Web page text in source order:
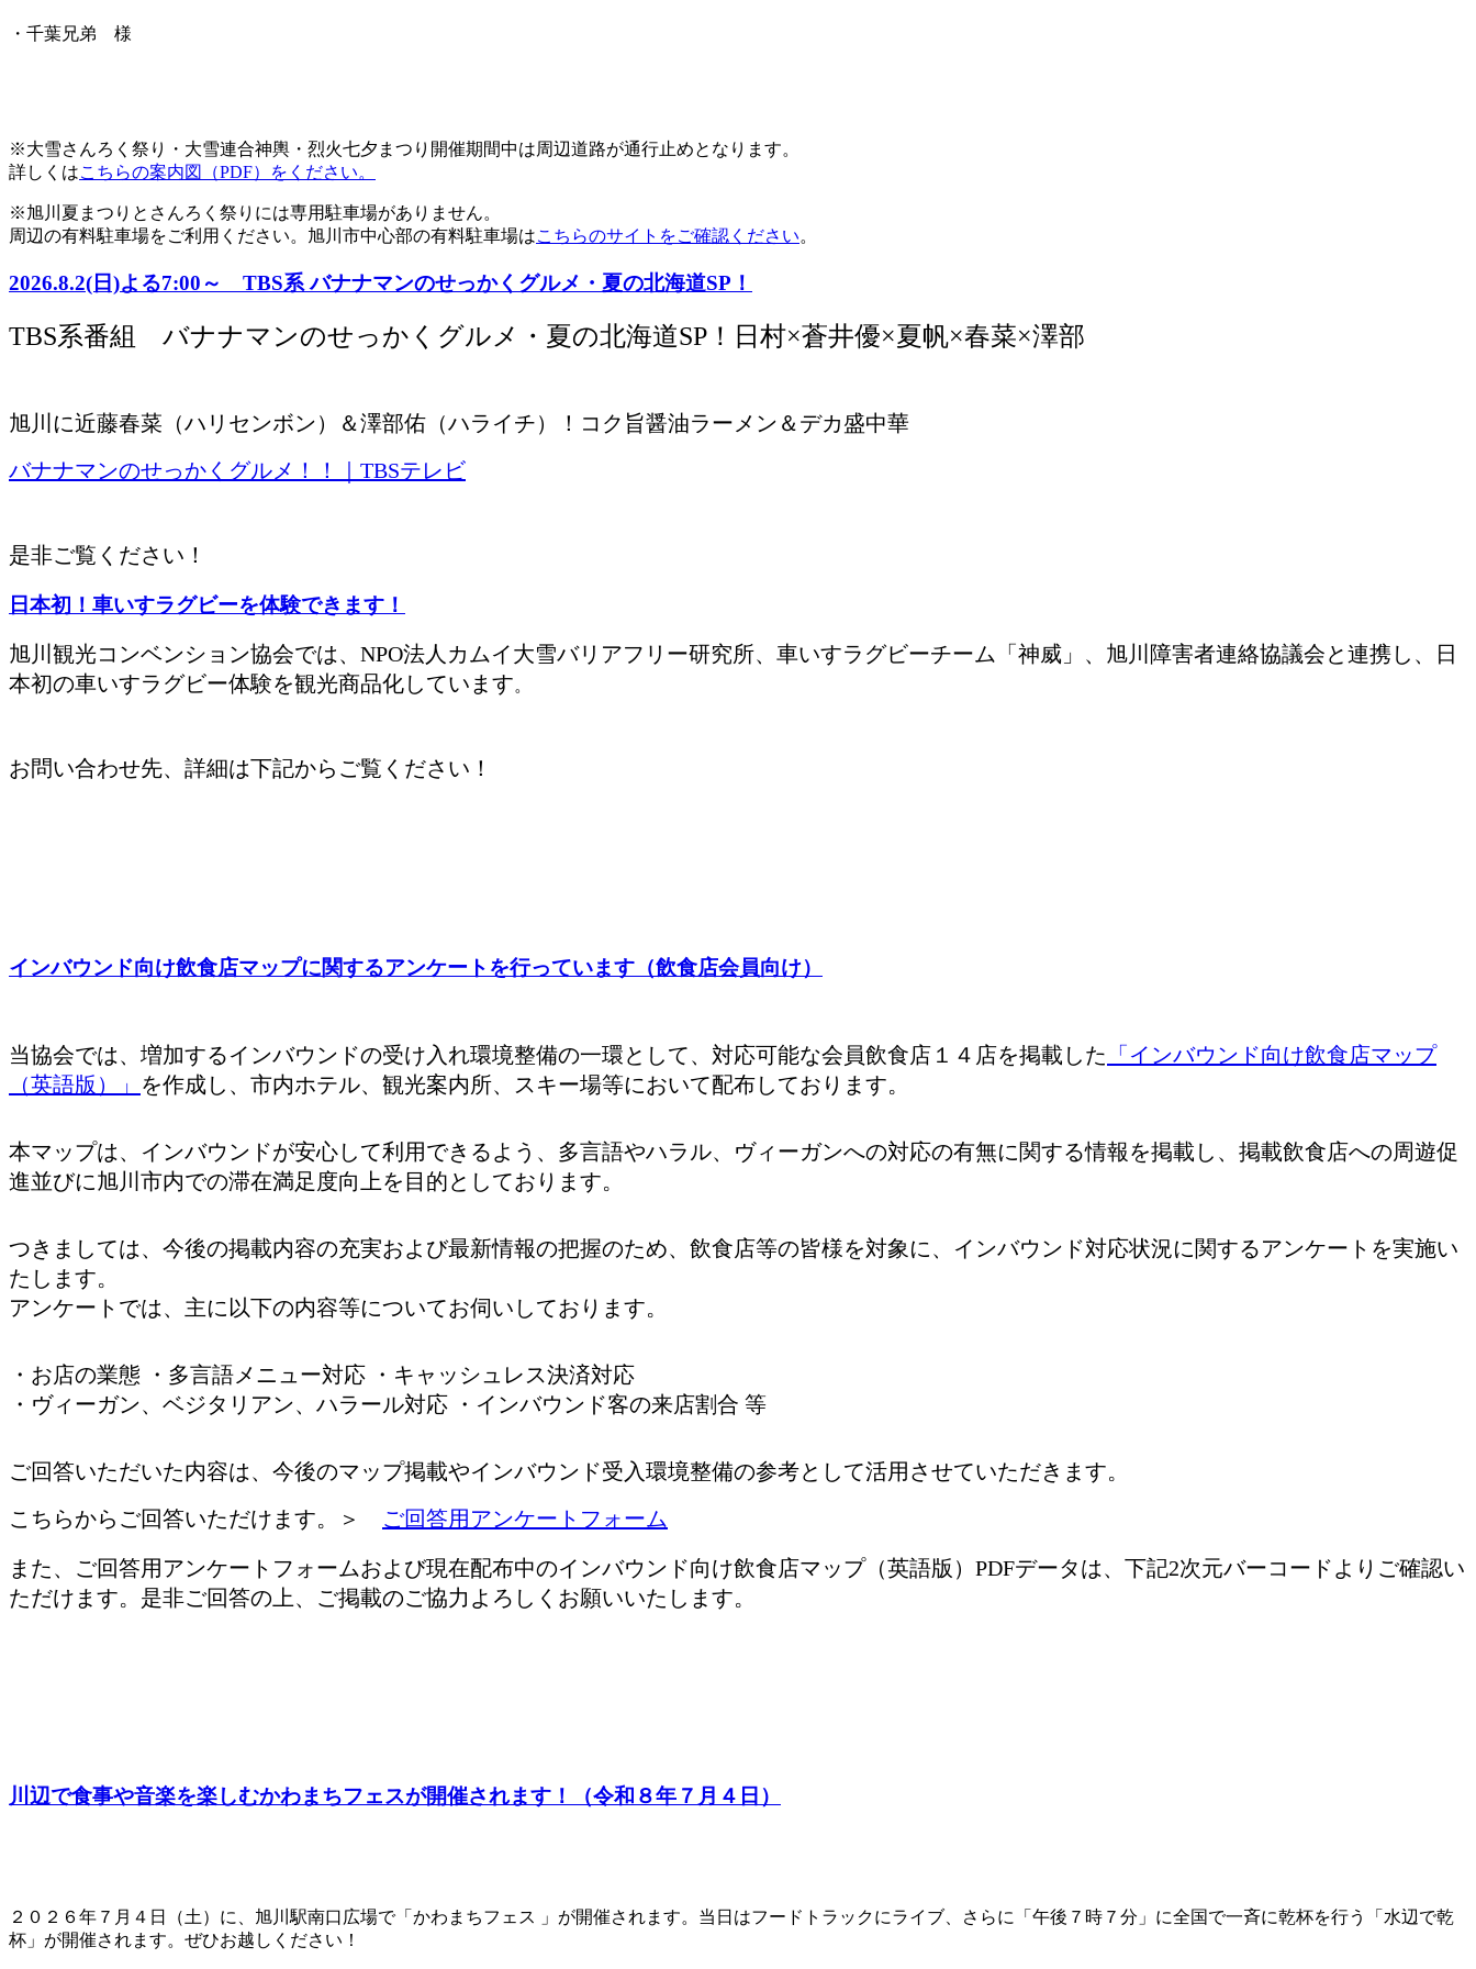
・千葉兄弟 様
※大雪さんろく祭り・大雪連合神輿・烈火七夕まつり開催期間中は周辺道路が通行止めとなります。
詳しくはこちらの案内図（PDF）をください。
※旭川夏まつりとさんろく祭りには専用駐車場がありません。
周辺の有料駐車場をご利用ください。旭川市中心部の有料駐車場はこちらのサイトをご確認ください。
2026.8.2(日)よる7:00～ TBS系 バナナマンのせっかくグルメ・夏の北海道SP！
TBS系番組 バナナマンのせっかくグルメ・夏の北海道SP！日村×蒼井優×夏帆×春菜×澤部
旭川に近藤春菜（ハリセンボン）＆澤部佑（ハライチ）！コク旨醤油ラーメン＆デカ盛中華
バナナマンのせっかくグルメ！！｜TBSテレビ
是非ご覧ください！
日本初！車いすラグビーを体験できます！
旭川観光コンベンション協会では、 NPO法人カムイ大雪バリアフリー研究所、車いすラグビーチーム「神威」、旭川障害者連絡協議会と連携し、日
本初の車いすラグビー体験を観光商品化しています。
お問い合わせ先、詳細は下記からご覧ください！
インバウンド向け飲食店マップに関するアンケートを行っています（飲食店会員向け）
当協会では、増加するインバウンドの受け入れ環境整備の一環として、対応可能な会員飲食店１４店を掲載した 「インバウンド向け飲食店マップ
（英語版）」 を作成し、市内ホテル、観光案内所、スキー場等において配布しております。
本マップは、インバウンドが安心して利用できるよう、多言語やハラル、ヴィーガンへの対応の有無に関する情報を掲載し、掲載飲食店への周遊促
進並びに旭川市内での滞在満足度向上を目的としております。
つきましては、今後の掲載内容の充実および最新情報の把握のため、飲食店等の皆様を対象に、インバウンド対応状況に関するアンケートを実施い
たします。
アンケートでは、主に以下の内容等についてお伺いしております。
・お店の業態 ・多言語メニュー対応 ・キャッシュレス決済対応
・ヴィーガン、ベジタリアン、ハラール対応 ・インバウンド客の来店割合 等
ご回答いただいた内容は、今後のマップ掲載やインバウンド受入環境整備の参考として活用させていただきます。
こちらからご回答いただけます。＞ ご回答用アンケートフォーム
また、ご回答用アンケートフォームおよび現在配布中のインバウンド向け飲食店マップ（英語版）PDFデータは、下記2次元バーコードよりご確認い
ただけます。是非ご回答の上、ご掲載のご協力よろしくお願いいたします。
川辺で食事や音楽を楽しむかわまちフェスが開催されます！（令和８年７月４日）
２０２６年７月４日（土）に、旭川駅南口広場で「かわまちフェス 」が開催されます。当日はフードトラックにライブ、さらに「午後７時７分」に全国で一斉に乾杯を行う「水辺で乾
杯」が開催されます。ぜひお越しください！